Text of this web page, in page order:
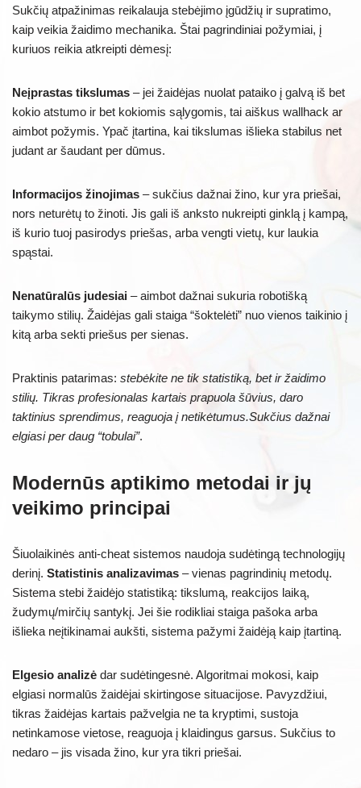
Sukčių atpažinimas reikalauja stebėjimo įgūdžių ir supratimo,
kaip veikia žaidimo mechanika. Štai pagrindiniai požymiai, į
kuriuos reikia atkreipti dėmesį:
Neįprastas tikslumas – jei žaidėjas nuolat pataiko į galvą iš bet
kokio atstumo ir bet kokiomis sąlygomis, tai aiškus wallhack ar
aimbot požymis. Ypač įtartina, kai tikslumas išlieka stabilus net
judant ar šaudant per dūmus.
Informacijos žinojimas – sukčius dažnai žino, kur yra priešai,
nors neturėtų to žinoti. Jis gali iš anksto nukreipti ginklą į kampą,
iš kurio tuoj pasirodys priešas, arba vengti vietų, kur laukia
spąstai.
Nenatūralūs judesiai – aimbot dažnai sukuria robotišką
taikymo stilių. Žaidėjas gali staiga “šoktelėti” nuo vienos taikinio į
kitą arba sekti priešus per sienas.
Praktinis patarimas: stebėkite ne tik statistiką, bet ir žaidimo
stilių. Tikras profesionalas kartais prapuola šūvius, daro
taktinius sprendimus, reaguoja į netikėtumus.Sukčius dažnai
elgiasi per daug “tobulai”.
Modernūs aptikimo metodai ir jų
veikimo principai
Šiuolaikinės anti-cheat sistemos naudoja sudėtingą technologijų
derinį. Statistinis analizavimas – vienas pagrindinių metodų.
Sistema stebi žaidėjo statistiką: tikslumą, reakcijos laiką,
žudymų/mirčių santykį. Jei šie rodikliai staiga pašoka arba
išlieka neįtikinamai aukšti, sistema pažymi žaidėją kaip įtartiną.
Elgesio analizė dar sudėtingesnė. Algoritmai mokosi, kaip
elgiasi normalūs žaidėjai skirtingose situacijose. Pavyzdžiui,
tikras žaidėjas kartais pažvelgia ne ta kryptimi, sustoja
netinkamose vietose, reaguoja į klaidingus garsus. Sukčius to
nedaro – jis visada žino, kur yra tikri priešai.